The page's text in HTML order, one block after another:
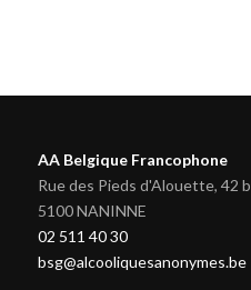
AA Belgique Francophone
Rue des Pieds d'Alouette, 42 b
5100 NANINNE
02 511 40 30
bsg@alcooliquesanonymes.be